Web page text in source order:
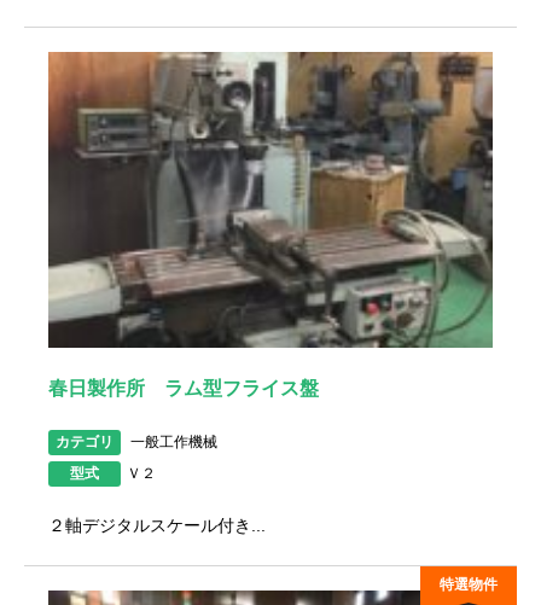
春日製作所 ラム型フライス盤
カテゴリ
一般工作機械
型式
Ｖ２
２軸デジタルスケール付き...
特選物件